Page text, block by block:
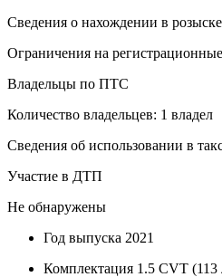
Сведения о нахождении в
Ограничения на
Владельцы по ПТС
Количество владельцев: 1 владел
Сведения об использовании в
Участие в ДТП
Не обнаружены
Год выпуска 2021
Комплектация 1.5 CVT (113